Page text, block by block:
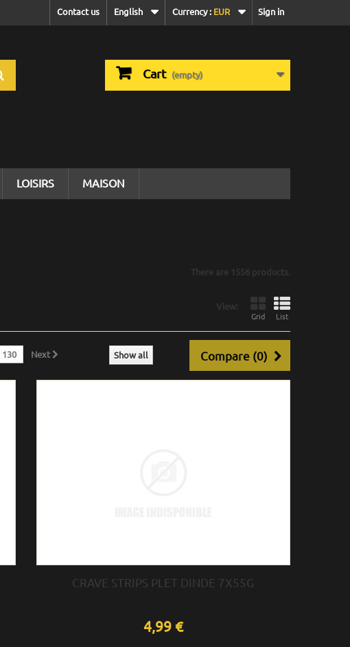
Sign in
Currency : EUR
English
Contact us
Cart (empty)
LOISIRS MAISON
There are 1556 products.
View:
Grid List
Compare (0)
Show all
130 Next
CRAVE STRIPS PLET DINDE 7X55G
4,99 €